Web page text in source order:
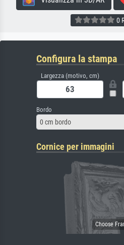
0
Configura la stampa
Largezza (motivo, cm)
Bordo
0 cm bordo
Cornice per immagini